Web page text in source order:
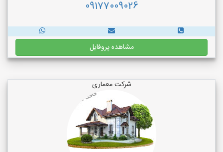
09177009026
مشاهده پروفایل
شرکت معماری